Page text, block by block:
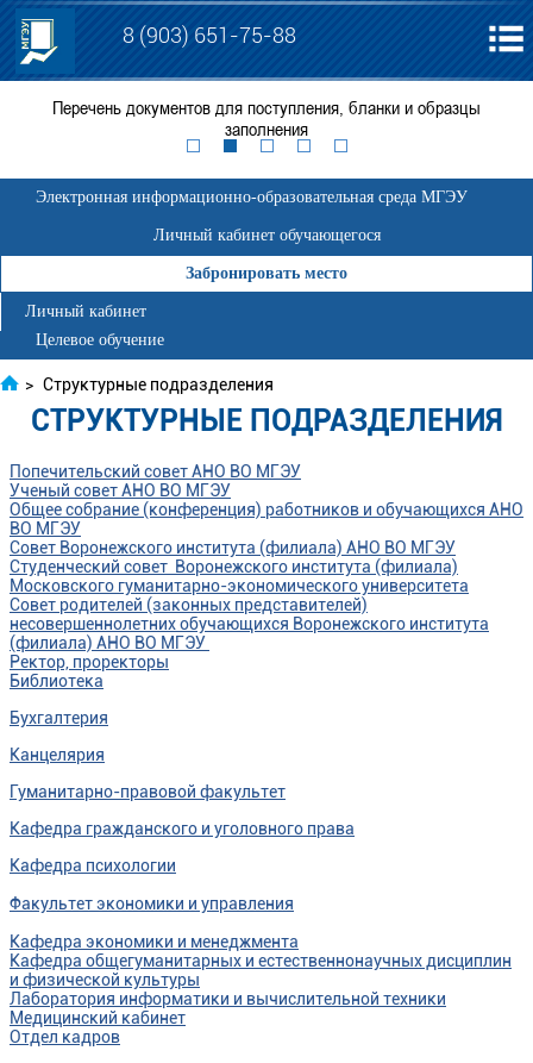
8 (903) 651-75-88
Перечень документов для поступления, бланки и образцы
заполнения
Электронная информационно-образовательная среда МГЭУ
Личный кабинет обучающегося
Забронировать место
Личный кабинет
Целевое обучение
> Структурные подразделения
СТРУКТУРНЫЕ ПОДРАЗДЕЛЕНИЯ
Попечительский совет АНО ВО МГЭУ
Ученый совет АНО ВО МГЭУ
Общее собрание (конференция) работников и обучающихся АНО
ВО МГЭУ
Совет Воронежского института (филиала) АНО ВО МГЭУ
Студенческий совет Воронежского института (филиала)
Московского гуманитарно-экономического университета
Совет родителей (законных представителей)
несовершеннолетних обучающихся Воронежского института
(филиала) АНО ВО МГЭУ
Ректор, проректоры
Библиотека
Бухгалтерия
Канцелярия
Гуманитарно-правовой факультет
Кафедра гражданского и уголовного права
Кафедра психологии
Факультет экономики и управления
Кафедра экономики и менеджмента
Кафедра общегуманитарных и естественнонаучных дисциплин
и физической культуры
Лаборатория информатики и вычислительной техники
Медицинский кабинет
Отдел кадров